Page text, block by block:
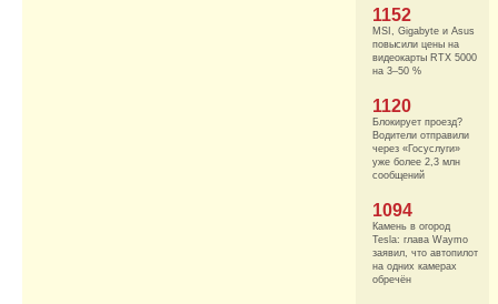
1152
MSI, Gigabyte и Asus
повысили цены на
видеокарты RTX 5000
на 3–50 %
1120
Блокирует проезд?
Водители отправили
через «Госуслуги»
уже более 2,3 млн
сообщений
1094
Камень в огород
Tesla: глава Waymo
заявил, что автопилот
на одних камерах
обречён